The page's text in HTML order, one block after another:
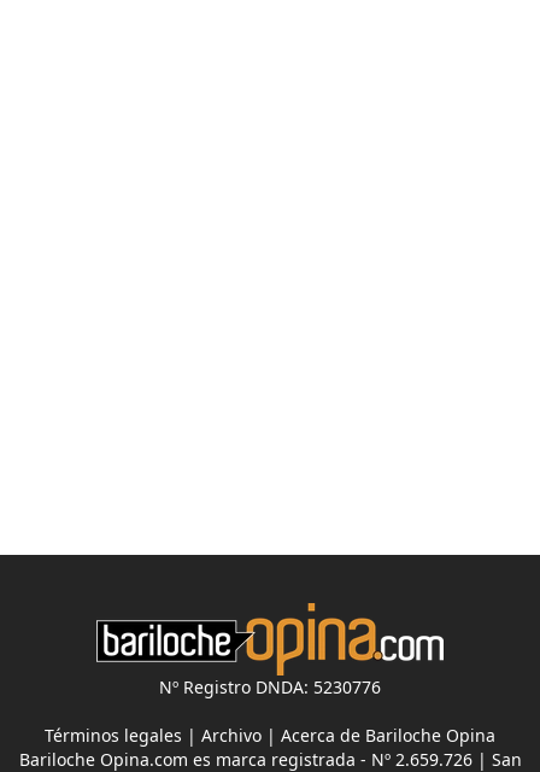
Nº Registro DNDA: 5230776
Términos legales | Archivo | Acerca de Bariloche Opina
Bariloche Opina.com es marca registrada - Nº 2.659.726 | San